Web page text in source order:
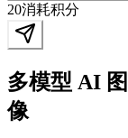
20消耗积分
多模型 AI
像